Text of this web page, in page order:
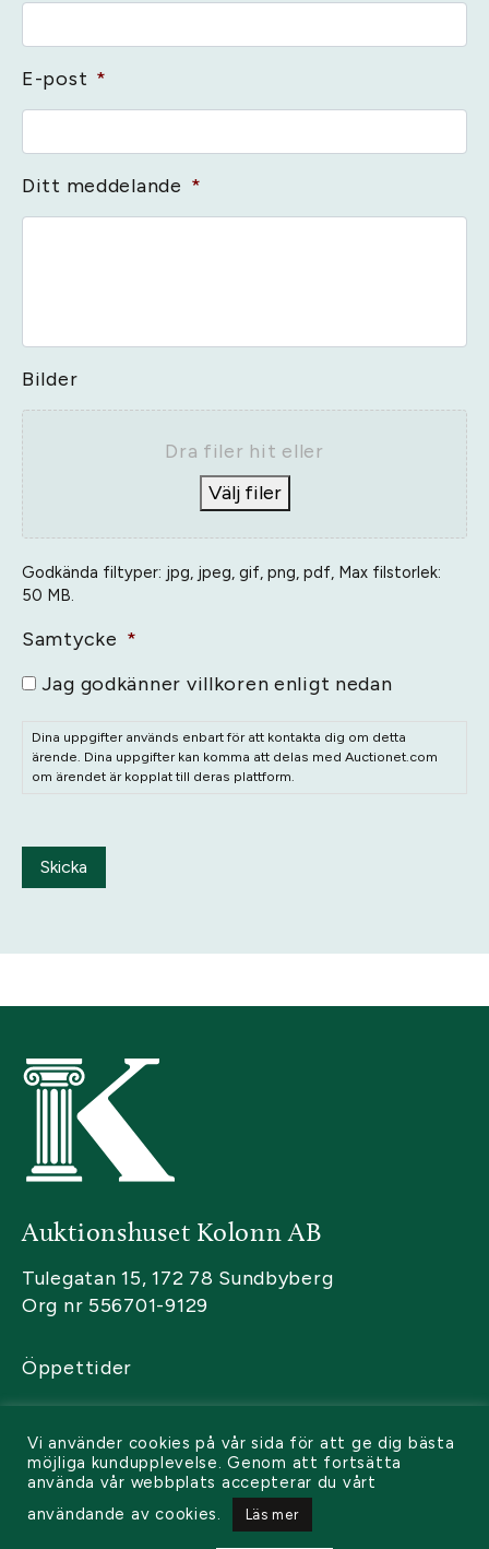
E-post *
Ditt meddelande *
Bilder
Dra filer hit eller
Välj filer
Godkända filtyper: jpg, jpeg, gif, png, pdf, Max filstorlek:
50 MB.
Samtycke *
Jag godkänner villkoren enligt nedan
Dina uppgifter används enbart för att kontakta dig om detta
ärende. Dina uppgifter kan komma att delas med Auctionet.com
om ärendet är kopplat till deras plattform.
Skicka
Auktionshuset Kolonn AB
Tulegatan 15, 172 78 Sundbyberg
Org nr 556701-9129
Öppettider
Kontakta oss
Sälja
Köpa
Vi använder cookies på vår sida för att ge dig bästa
möjliga kundupplevelse. Genom att fortsätta
använda vår webbplats accepterar du vårt
användande av cookies.
Läs mer